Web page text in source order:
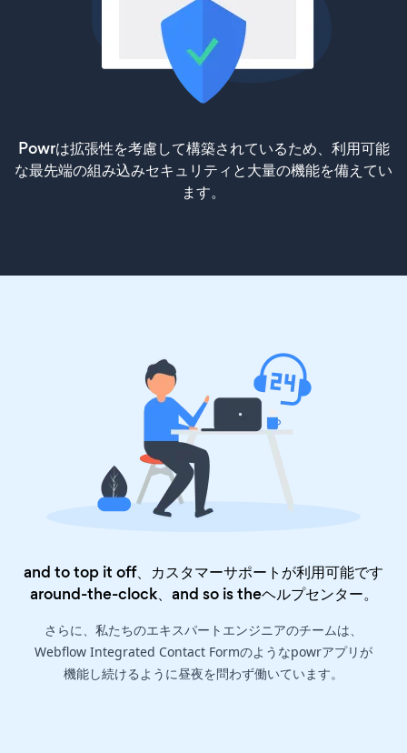
Powrは拡張性を考慮して構築されているため、利用可能
な最先端の組み込みセキュリティと大量の機能を備えてい
ます。
and to top it off、カスタマーサポートが利用可能です
around-the-clock、and so is theヘルプセンター。
さらに、私たちのエキスパートエンジニアのチームは、
Webflow Integrated Contact Formのようなpowrアプリが
機能し続けるように昼夜を問わず働いています。